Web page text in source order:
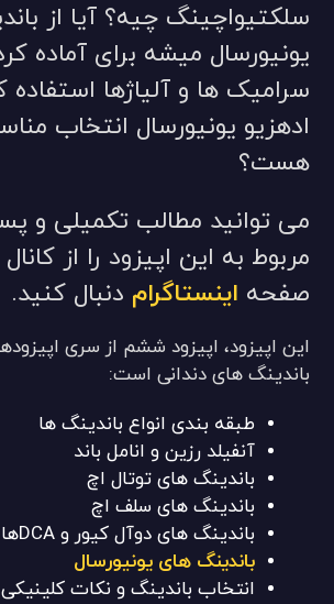
سلکتیواچینگ چیه؟آیا از
یونیورسال میشه برای آماده
سرامیک ها و آلیاژها استفاده
ادهزیو یونیورسال انتخاب
هست؟
می توانید مطالب تکمیلی و
مربوط به این اپیزود را از
صفحه اینستاگرام دنبال کنید.
این اپیزود، اپیزود ششم از سری
باندینگ های دندانی است:
طبقه بندی انواع باندینگ ها
آنفیلد رزین و انامل باند
باندینگ های توتال اچ
باندینگ های سلف اچ
باندینگ های دوآل کیور و DCAها
باندینگ های یونیورسال
انتخاب باندینگ و نکات